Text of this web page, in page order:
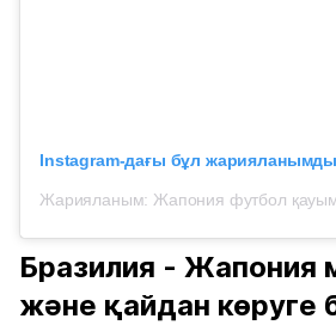
Instagram-дағы бұл
Бразилия - Жапония
және қайдан көруге